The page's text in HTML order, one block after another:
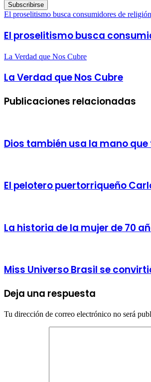
El proselitismo busca consumidores de
El proselitismo busca
La Verdad que Nos Cubre
La Verdad que Nos Cubre
Publicaciones relacionadas
Dios también usa la mano que
El pelotero puertorriqueño
La historia de la mujer de 70
Miss Universo Brasil se
Deja una respuesta
Tu dirección de correo electrónico no será